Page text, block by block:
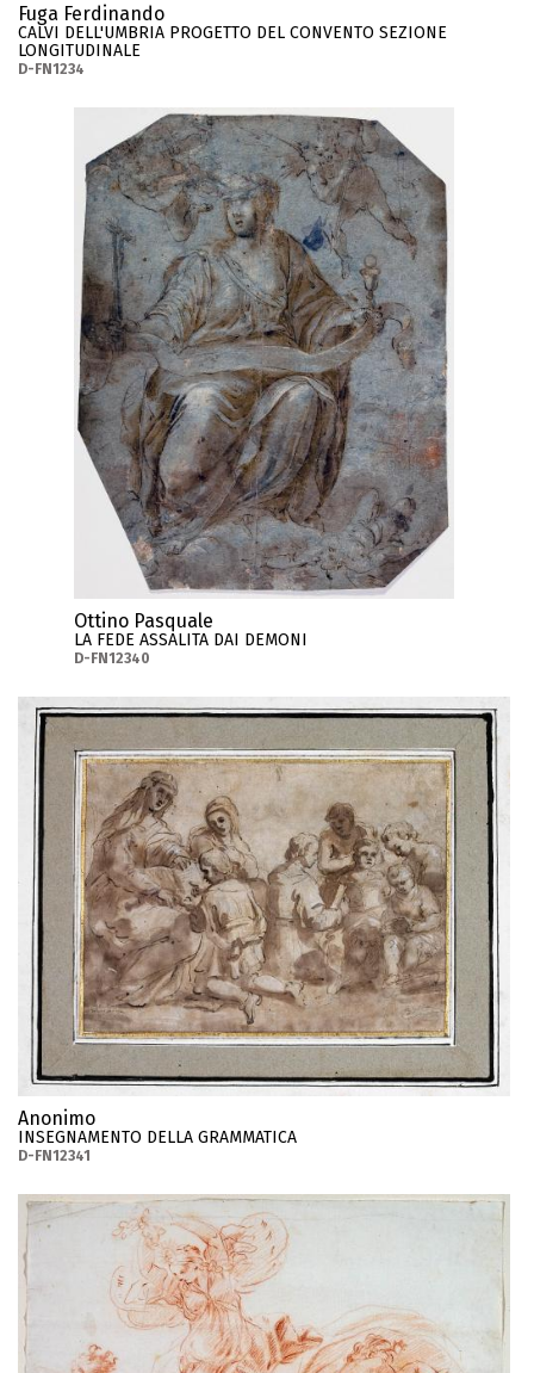
Fuga Ferdinando
CALVI DELL'UMBRIA PROGETTO DEL CONVENTO SEZIONE
LONGITUDINALE
D-FN1234
Ottino Pasquale
LA FEDE ASSALITA DAI DEMONI
D-FN12340
Anonimo
INSEGNAMENTO DELLA GRAMMATICA
D-FN12341